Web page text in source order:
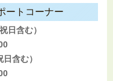
ートコーナー
日含む）
含む）